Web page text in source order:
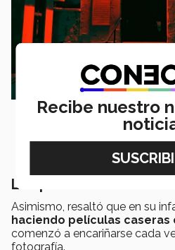
Los planes a futuro: la
Asimismo, resaltó que en su
haciendo películas caseras
comenzó a encariñarse cada
fotografía.
Recibe nuestro